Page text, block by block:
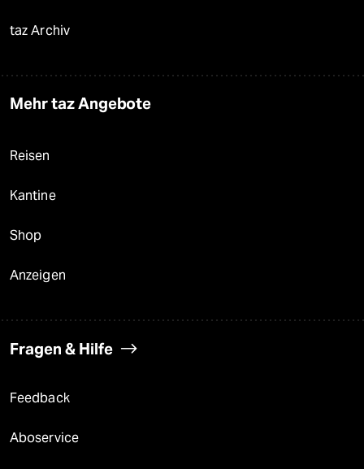
taz Archiv
Mehr taz Angebote
Reisen
Kantine
Shop
Anzeigen
Fragen & Hilfe
Feedback
Aboservice